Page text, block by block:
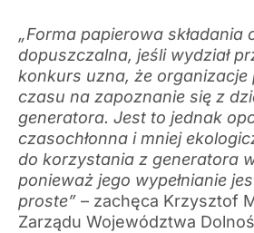
„Forma papierowa składania
dopuszczalna, jeśli wydział
konkurs uzna, że organizacje
czasu na zapoznanie się z
generatora. Jest to jednak
czasochłonna i mniej
do korzystania z generatora
ponieważ jego wypełnianie
proste” – zachęca Krzysztof
Zarządu Województwa